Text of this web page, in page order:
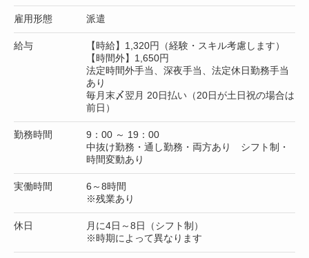
雇用形態 派遣
給与
【時給】1,320円（経験・スキル考慮します）
【時間外】1,650円
法定時間外手当、深夜手当、法定休日勤務手当
あり
毎月末〆翌月 20日払い（20日が土日祝の場合は
前日）
勤務時間
9：00 ～ 19：00
中抜け勤務・通し勤務・両方あり シフト制・
時間変動あり
実働時間
6～8時間
※残業あり
休日
月に4日～8日（シフト制）
※時期によって異なります